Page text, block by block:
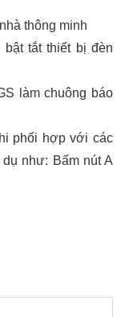
thông minh
tắt thiết bị đèn
làm chuông báo
phối hợp với các
như: Bấm nút A